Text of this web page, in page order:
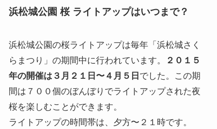
浜松城公園 桜 ライトアップはいつまで？
浜松城公園の桜ライトアップは毎年「浜松城さく
らまつり」の期間中に行われています。
２０１５
年の開催は３月２１日〜４月５日 でした。この期
間は７００個のぼんぼりでライトアップされた夜
桜を楽しむことができます。
ライトアップの時間帯は、夕方〜２１時です。